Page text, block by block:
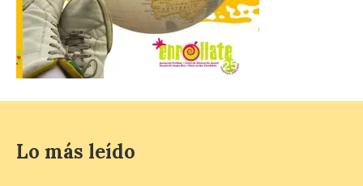
La Diputación de Zamora
publica el volumen 55 de la
Biblioteca de Cultura
recupera los juegos populares […]
Lo más leído